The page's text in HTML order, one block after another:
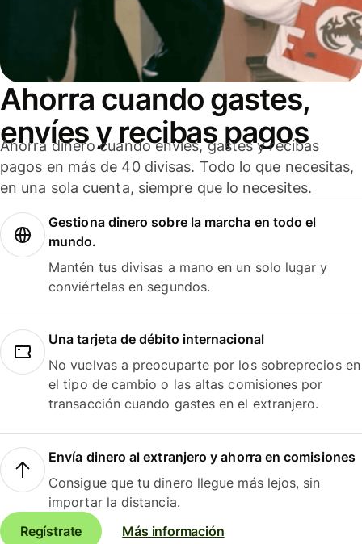
Ahorra cuando gastes,
envíes y recibas pagos
Ahorra dinero cuando envíes, gastes y recibas
pagos en más de 40 divisas. Todo lo que necesitas,
en una sola cuenta, siempre que lo necesites.
Gestiona dinero sobre la marcha en todo el
mundo.
Mantén tus divisas a mano en un solo lugar y
conviértelas en segundos.
Una tarjeta de débito internacional
No vuelvas a preocuparte por los sobreprecios en
el tipo de cambio o las altas comisiones por
transacción cuando gastes en el extranjero.
Envía dinero al extranjero y ahorra en comisiones
Consigue que tu dinero llegue más lejos, sin
importar la distancia.
Regístrate
Más información